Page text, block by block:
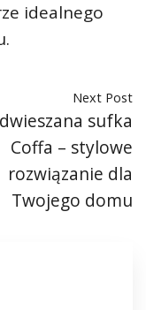
idealnego
Next Post
sufka
Coffa – stylowe
rozwiązanie dla
Twojego domu